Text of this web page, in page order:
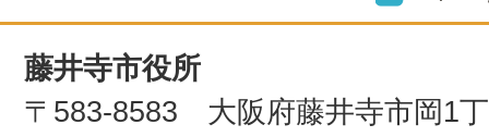
藤井寺市役所
〒583-8583 大阪府藤井寺市岡1